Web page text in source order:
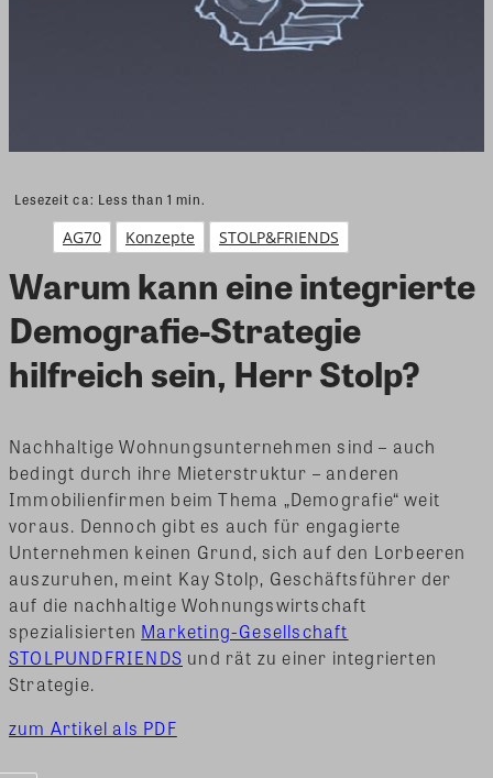
Lesezeit ca: Less than 1 min.
AG70 Konzepte STOLP&FRIENDS
Warum kann eine integrierte
Demografie-Strategie
hilfreich sein, Herr Stolp?
Nachhaltige Wohnungsunternehmen sind – auch
bedingt durch ihre Mieterstruktur – anderen
Immobilienfirmen beim Thema „Demografie“ weit
voraus. Dennoch gibt es auch für engagierte
Unternehmen keinen Grund, sich auf den Lorbeeren
auszuruhen, meint Kay Stolp, Geschäftsführer der
auf die nachhaltige Wohnungswirtschaft
spezialisierten Marketing-Gesellschaft
STOLPUNDFRIENDS und rät zu einer integrierten
Strategie.
zum Artikel als PDF